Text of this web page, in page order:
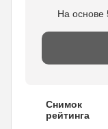
На основе
Снимок
рейтинга